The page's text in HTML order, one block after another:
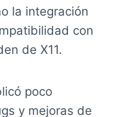
la integración
con
de X11.
poco
y mejoras de